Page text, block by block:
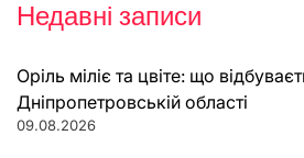
Недавні записи
Оріль міліє та цвіте: що
Дніпропетровській області
09.08.2026